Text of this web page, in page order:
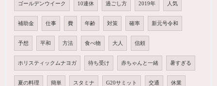
ゴールデンウイーク 10連休 過ごし方 2019年 人気
補助金 仕事 費 年齢 対策 確率 新元号令和
予想 平和 方法 食べ物 大人 信頼
ホリスティックムナヨガ 待ち受け 赤ちゃんと一緒 暑すぎる
夏の料理 簡単 スタミナ G20サミット 交通 休業